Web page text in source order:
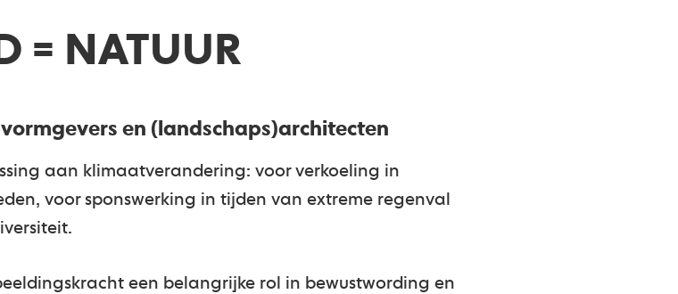
= NATUUR
en (landschaps)architecten
aan klimaatverandering: voor verkoeling in
voor sponswerking in tijden van extreme regenval
een belangrijke rol in bewustwording en